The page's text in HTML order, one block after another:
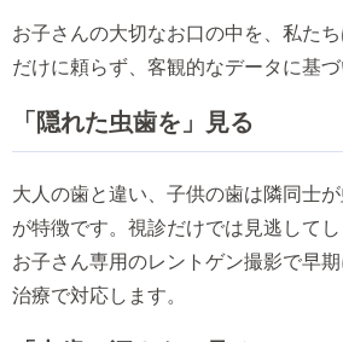
お子さんの大切なお口の中を、私たち
だけに頼らず、客観的なデータに基づ
「隠れた虫歯を」見る
大人の歯と違い、子供の歯は隣同士
が特徴です。視診だけでは見逃してし
お子さん専用のレントゲン撮影で早
治療で対応します。